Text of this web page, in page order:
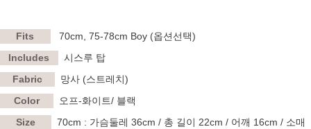
Fits 70cm, 75-78cm Boy (옵션선택)
Includes
시스루 탑
Fabric
망사 (스트레치)
Color
오프-화이트/ 블랙
Size
70cm : 가슴둘레 36cm / 총 길이 22cm / 어깨 16cm / 소매